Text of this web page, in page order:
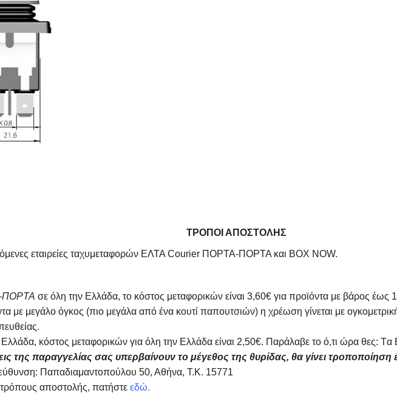
ΤΡΟΠΟΙ ΑΠΟΣΤΟΛΗΣ
εταιρείες ταχυμεταφορών ΕΛΤΑ Courier ΠΟΡΤΑ-ΠΟΡΤΑ και BOX NOW.
ΠΟΡΤΑ σε όλη την Ελλάδα, το κόστος μεταφορικών είναι 3,60€ για προϊόντα με βάρος
με μεγάλο όγκος (πιο μεγάλα από ένα κουτί παπουτσιών) η χρέωση γίνεται με
κόστος μεταφορικών για όλη την Ελλάδα είναι 2,50€. Παράλαβε το ό,τι ώρα θες:
της παραγγελίας σας υπερβαίνουν το μέγεθος της θυρίδας, θα γίνει τροποποίηση
Παπαδιαμαντοπούλου 50, Αθήνα, Τ.Κ. 15771
τρόπους αποστολής, πατήστε εδώ.